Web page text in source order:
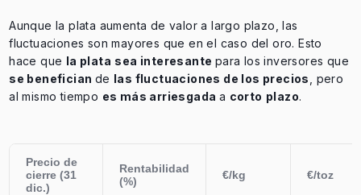
Aunque la plata aumenta de valor a largo plazo, las
fluctuaciones son mayores que en el caso del oro. Esto
hace que la plata sea interesante para los inversores que
se benefician de las fluctuaciones de los precios
, pero
al mismo tiempo es más arriesgada a corto plazo.
Precio de
cierre (31
dic.)
Rentabilidad
(%)
€/kg €/toz